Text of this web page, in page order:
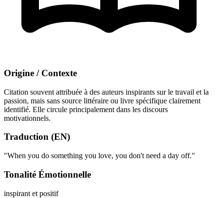
Origine / Contexte
Citation souvent attribuée à des auteurs inspirants sur le travail et la
passion, mais sans source littéraire ou livre spécifique clairement
identifié. Elle circule principalement dans les discours
motivationnels.
Traduction (EN)
"When you do something you love, you don't need a day off."
Tonalité Émotionnelle
inspirant et positif